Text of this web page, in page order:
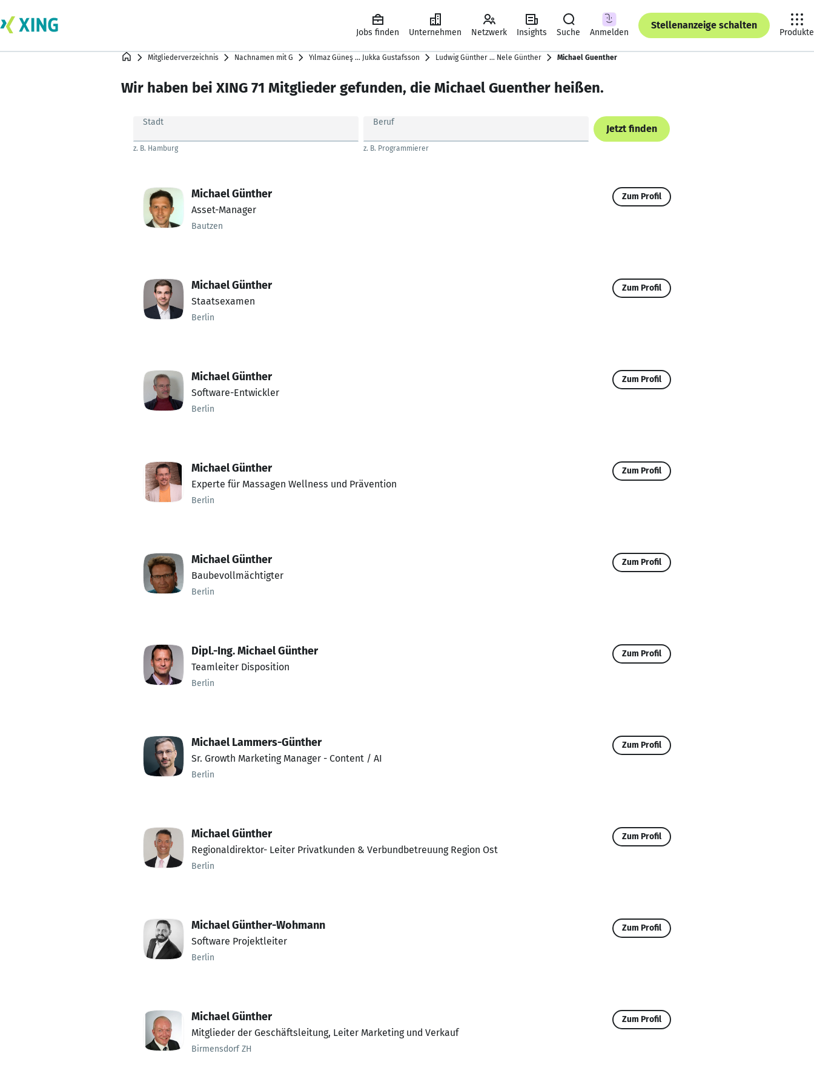
Jobs finden Unternehmen Netzwerk Insights Suche Anmelden
Stellenanzeige schalten
Produkte
Mitgliederverzeichnis Nachnamen mit G Yılmaz Güneş … Jukka Gustafsson Ludwig Günther … Nele Günther Michael Guenther
Wir haben bei XING 71 Mitglieder gefunden, die Michael Guenther heißen.
Stadt
z. B. Hamburg
Beruf
z. B. Programmierer
Jetzt finden
Michael Günther
Asset-Manager
Bautzen
Zum Profil
Michael Günther
Staatsexamen
Berlin
Zum Profil
Michael Günther
Software-Entwickler
Berlin
Zum Profil
Michael Günther
Experte für Massagen Wellness und Prävention
Berlin
Zum Profil
Michael Günther
Baubevollmächtigter
Berlin
Zum Profil
Dipl.-Ing. Michael Günther
Teamleiter Disposition
Berlin
Zum Profil
Michael Lammers-Günther
Sr. Growth Marketing Manager - Content / AI
Berlin
Zum Profil
Michael Günther
Regionaldirektor- Leiter Privatkunden & Verbundbetreuung Region Ost
Berlin
Zum Profil
Michael Günther-Wohmann
Software Projektleiter
Berlin
Zum Profil
Michael Günther
Mitglieder der Geschäftsleitung, Leiter Marketing und Verkauf
Birmensdorf ZH
Zum Profil